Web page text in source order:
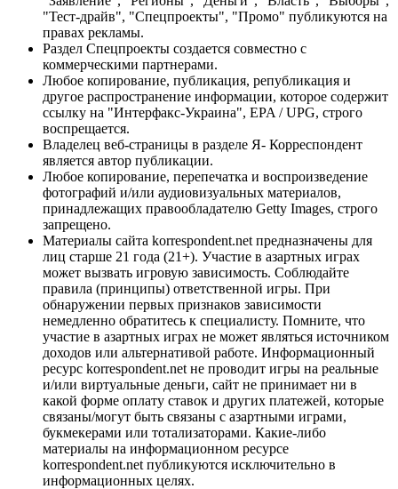
"Тест-драйв", "Спецпроекты", "Промо" публикуются на
правах рекламы.
Раздел Спецпроекты создается совместно с
коммерческими партнерами.
Любое копирование, публикация, републикация и
другое распространение информации, которое содержит
ссылку на "Интерфакс-Украина", EPA / UPG, строго
воспрещается.
Владелец веб-страницы в разделе Я- Корреспондент
является автор публикации.
Любое копирование, перепечатка и воспроизведение
фотографий и/или аудиовизуальных материалов,
принадлежащих правообладателю Getty Images, строго
запрещено.
Материалы сайта korrespondent.net предназначены для
лиц старше 21 года (21+). Участие в азартных играх
может вызвать игровую зависимость. Соблюдайте
правила (принципы) ответственной игры. При
обнаружении первых признаков зависимости
немедленно обратитесь к специалисту. Помните, что
участие в азартных играх не может являться источником
доходов или альтернативой работе. Информационный
ресурс korrespondent.net не проводит игры на реальные
и/или виртуальные деньги, сайт не принимает ни в
какой форме оплату ставок и других платежей, которые
связаны/могут быть связаны с азартными играми,
букмекерами или тотализаторами. Какие-либо
материалы на информационном ресурсе
korrespondent.net публикуются исключительно в
информационных целях.